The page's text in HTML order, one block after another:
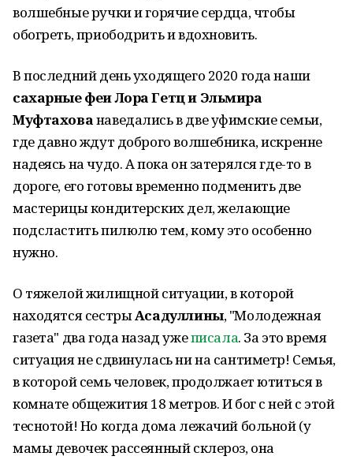
волшебные ручки и горячие сердца, чтобы
обогреть, приободрить и вдохновить.
В последний день уходящего 2020 года наши
сахарные феи Лора Гетц и Эльмира
Муфтахованаведались в две уфимские семьи,
где давно ждут доброго волшебника, искренне
надеясь на чудо. А пока он затерялся где-то в
дороге, его готовы временно подменить две
мастерицы кондитерских дел, желающие
подсластить пилюлю тем, кому это особенно
нужно.
О тяжелой жилищной ситуации, в которой
находятся сестрыАсадуллины, "Молодежная
газета" два года назад ужеписала. За это время
ситуация не сдвинулась ни на сантиметр! Семья,
в которой семь человек, продолжает ютиться в
комнате общежития 18 метров. И бог с ней с этой
теснотой! Но когда дома лежачий больной (у
мамы девочек рассеянный склероз, она